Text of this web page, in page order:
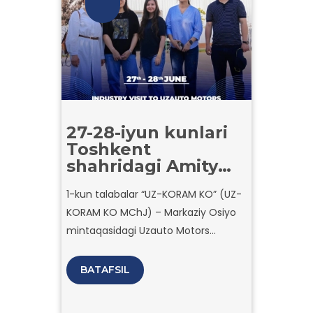
27-28-iyun kunlari
Toshkent
shahridagi Amity
nafar talabasi
Andijon, Asaka
shahridagi UzAuto
kompaniyasiga
tashrif buyurishdi.
1-kun talabalar “UZ-KORAM KO” (UZ-
KORAM KO MChJ) – Markaziy Osiyo
mintaqasidagi Uzauto Motors
bamperlar ishlab chiqaruvchi
korxonaga tashrif buyurishdi.
BATAFSIL